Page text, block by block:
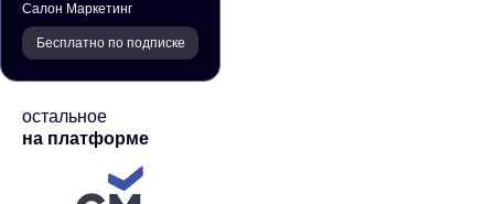
Бесплатно по подписке
Салон Маркетинг
остальное
на платформе